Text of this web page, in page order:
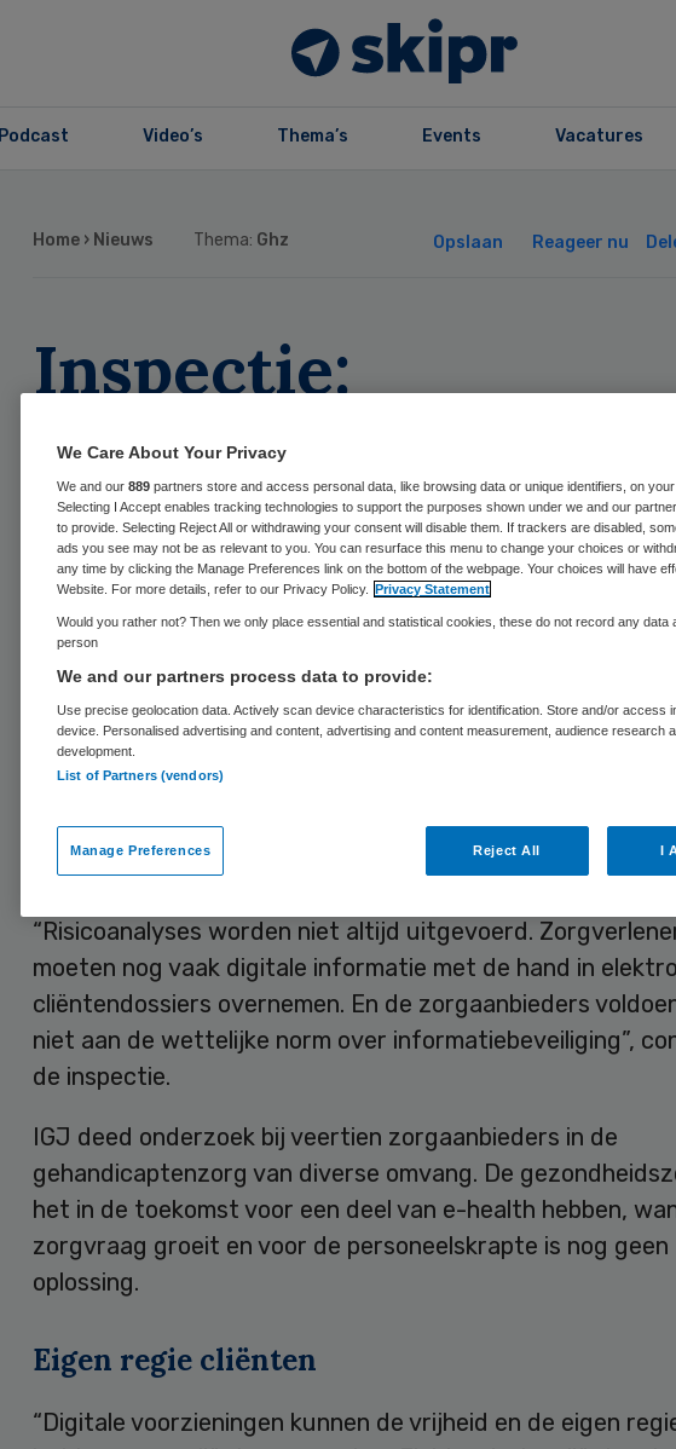
Podcast Video’s Thema’s Events Vacatures
Home › Nieuws Thema: Ghz Opslaan Reageer nu
Inspectie:
gehandicaptenzorg
heeft ict vaak niet
orde
Frits Baltesen 16 juni 2023,12:07
Organisaties in de gehandicaptenzorg hebben hun ict-
bieden, zegt de IGJ.
“Risicoanalyses worden niet altijd uitgevoerd.
moeten nog vaak digitale informatie met de hand in
cliëntendossiers overnemen. En de zorgaanbieders
niet aan de wettelijke norm over informatiebeveiliging”,
de inspectie.
IGJ deed onderzoek bij veertien zorgaanbieders in de
gehandicaptenzorg van diverse omvang. De
het in de toekomst voor een deel van e-health hebben,
zorgvraag groeit en voor de personeelskrapte is nog geen
oplossing.
Eigen regie cliënten
“Digitale voorzieningen kunnen de vrijheid en de eigen
We Care About Your Privacy
We and our 889 partners store and access personal data, like browsing data or unique identifiers, on your
Selecting I Accept enables tracking technologies to support the purposes shown under we and our
to provide. Selecting Reject All or withdrawing your consent will disable them. If trackers are disabled,
ads you see may not be as relevant to you. You can resurface this menu to change your choices or
any time by clicking the Manage Preferences link on the bottom of the webpage. Your choices will have
Website. For more details, refer to our Privacy Policy. Privacy Statement
Would you rather not? Then we only place essential and statistical cookies, these do not record any data
person
We and our partners process data to provide:
Use precise geolocation data. Actively scan device characteristics for identification. Store and/or access
device. Personalised advertising and content, advertising and content measurement, audience research
development.
List of Partners (vendors)
Manage Preferences Reject All I